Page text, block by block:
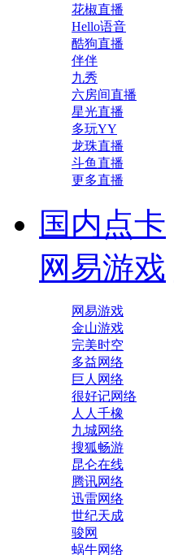
花椒直播
Hello语音
酷狗直播
伴伴
九秀
六房间直播
星光直播
多玩YY
龙珠直播
斗鱼直播
更多直播
国内点卡
网易游戏
网易游戏
金山游戏
完美时空
多益网络
巨人网络
很好记网络
人人千橡
九城网络
搜狐畅游
昆仑在线
腾讯网络
迅雷网络
世纪天成
骏网
蜗牛网络